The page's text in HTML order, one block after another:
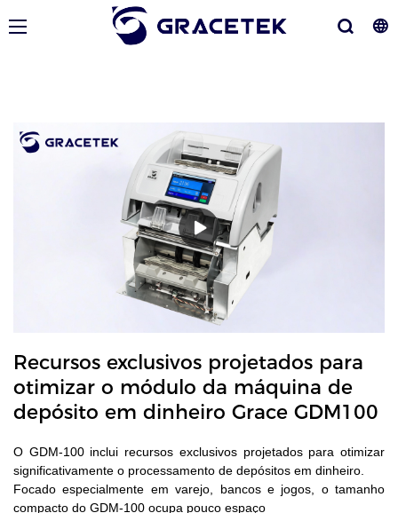
Recursos exclusivos projetados para
otimizar o módulo da máquina de
depósito em dinheiro Grace GDM100
O GDM-100 inclui recursos exclusivos projetados para otimizar
significativamente o processamento de depósitos em dinheiro.
Focado especialmente em varejo, bancos e jogos, o tamanho
compacto do GDM-100 ocupa pouco espaço